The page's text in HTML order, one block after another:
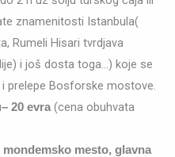
znamenitosti Istanbula(
Rumeli Hisari tvrdjava
i još dosta toga…) koje se
prelepe Bosforske mostove.
– 20 evra(cena obuhvata
mesto, glavna